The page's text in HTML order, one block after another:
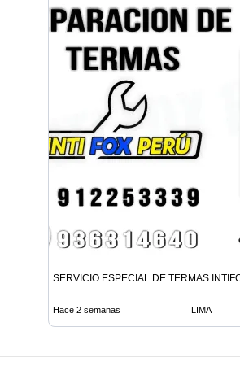
SERVICIO ESPECIAL DE TERMAS
Hace 2 semanas LIMA